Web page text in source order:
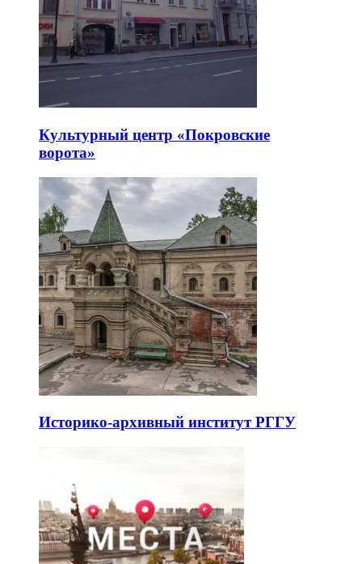
Культурный центр «Покровские
ворота»
Историко-архивный институт РГГУ